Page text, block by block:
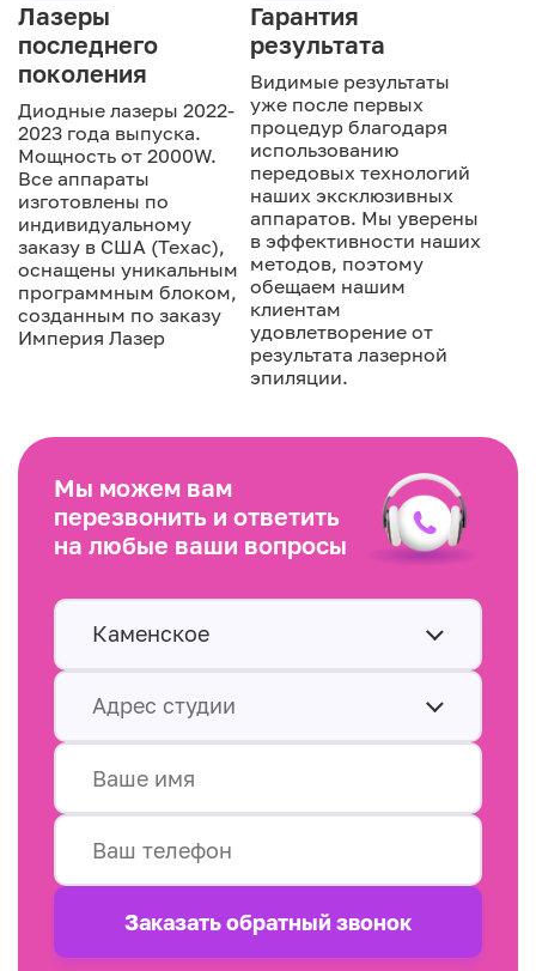
Лазеры
последнего
поколения
Диодные лазеры 2022-
2023 года выпуска.
Мощность от 2000W.
Все аппараты
изготовлены по
индивидуальному
заказу в США (Техас),
оснащены уникальным
программным блоком,
созданным по заказу
Империя Лазер
Гарантия
результата
Видимые результаты
уже после первых
процедур благодаря
использованию
передовых технологий
наших эксклюзивных
аппаратов. Мы уверены
в эффективности наших
методов, поэтому
обещаем нашим
клиентам
удовлетворение от
результата лазерной
эпиляции.
Мы можем вам
перезвонить и ответить
на любые ваши вопросы
Каменское
Адрес студии
Заказать обратный звонок